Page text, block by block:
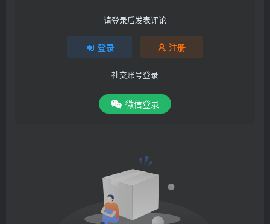
请登录后发表评论
登录 注册
社交账号登录
微信登录